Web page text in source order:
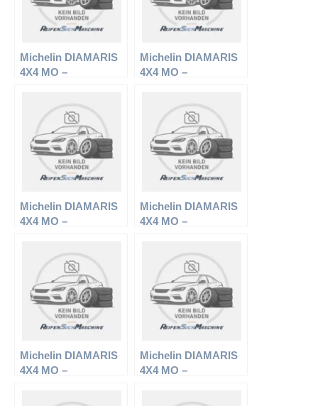
Michelin DIAMARIS
4X4 MO –
Sommerreifen
Michelin DIAMARIS
4X4 MO –
Sommerreifen
Michelin DIAMARIS
4X4 MO –
Sommerreifen
Michelin DIAMARIS
4X4 MO –
Sommerreifen
Michelin DIAMARIS
4X4 MO –
Michelin DIAMARIS
4X4 MO –